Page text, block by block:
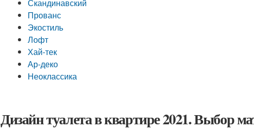
Скандинавский
Прованс
Экостиль
Лофт
Хай-тек
Ар-деко
Неоклассика
Дизайн туалета в квартире 2021. Выбор